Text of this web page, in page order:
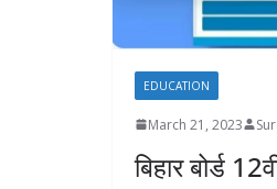
EDUCATION
March 21, 2023
बिहार बोर्ड